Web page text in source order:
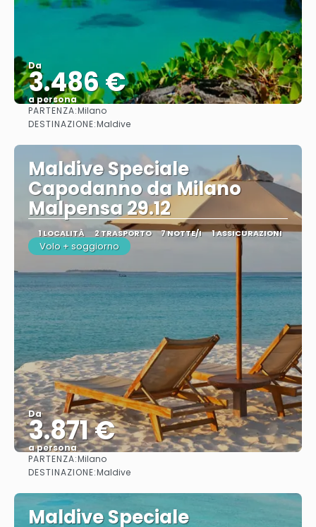
Da
3.486 €
a persona
PARTENZA:Milano
DESTINAZIONE:Maldive
Maldive Speciale
Capodanno da Milano
Malpensa 29.12
1 LOCALITÀ 2 TRASPORTO 7 NOTTE/I 1 ASSICURAZIONI
Volo + soggiorno
Da
3.871 €
a persona
PARTENZA:Milano
DESTINAZIONE:Maldive
Maldive Speciale